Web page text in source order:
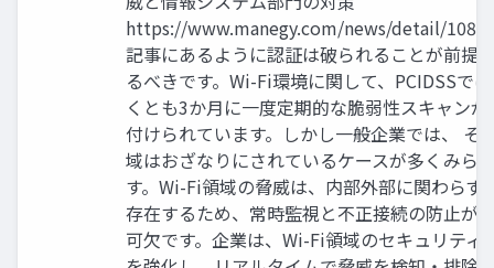
https://www.manegy.com/news/detail/
記事にあるように認証は破られることが前提
るべきです。Wi-Fi環境に関して、PCIDSSで
くとも3か月に一度定期的な脆弱性スキャンが
付けられています。しかし一般企業では、 そ
域はおざなりにされているケースが多くみら
す。Wi-Fi領域の脅威は、内部外部に関わらず
存在するため、常時監視と不正接続の防止が
可欠です。企業は、Wi-Fi領域のセキュリティ